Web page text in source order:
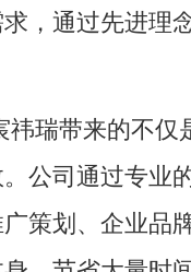
，通过先进理
祎瑞带来的不仅
公司通过专业
策划、企业品